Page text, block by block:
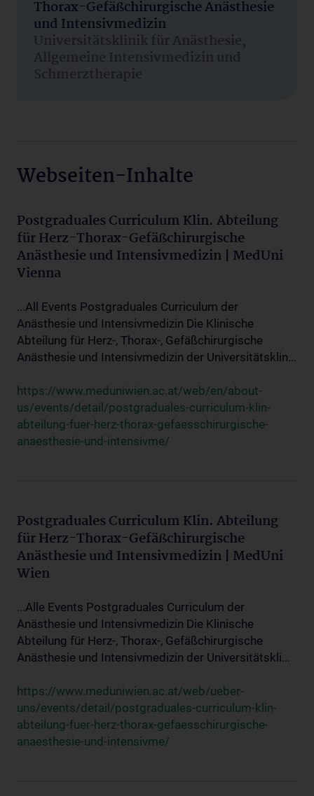
Thorax-Gefäßchirurgische Anästhesie
und Intensivmedizin
Universitätsklinik für Anästhesie,
Allgemeine Intensivmedizin und
Schmerztherapie
Webseiten-Inhalte
Postgraduales Curriculum Klin. Abteilung
für Herz-Thorax-Gefäßchirurgische
Anästhesie und Intensivmedizin | MedUni
Vienna
...All Events Postgraduales Curriculum der
Anästhesie und Intensivmedizin Die Klinische
Abteilung für Herz-, Thorax-, Gefäßchirurgische
Anästhesie und Intensivmedizin der Universitätsklin...
https://www.meduniwien.ac.at/web/en/about-
us/events/detail/postgraduales-curriculum-klin-
abteilung-fuer-herz-thorax-gefaesschirurgische-
anaesthesie-und-intensivme/
Postgraduales Curriculum Klin. Abteilung
für Herz-Thorax-Gefäßchirurgische
Anästhesie und Intensivmedizin | MedUni
Wien
...Alle Events Postgraduales Curriculum der
Anästhesie und Intensivmedizin Die Klinische
Abteilung für Herz-, Thorax-, Gefäßchirurgische
Anästhesie und Intensivmedizin der Universitätskli...
https://www.meduniwien.ac.at/web/ueber-
uns/events/detail/postgraduales-curriculum-klin-
abteilung-fuer-herz-thorax-gefaesschirurgische-
anaesthesie-und-intensivme/